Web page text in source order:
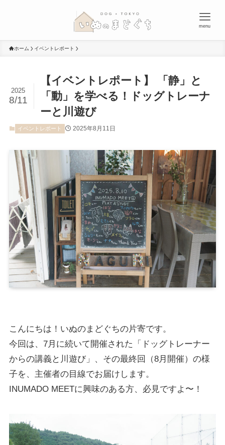
menu
ホーム イベントレポート
【イベントレポート】 「静」と
「動」を学べる！ドッグトレーナ
ーと川遊び
2025
8/11
イベントレポート 2025年8月11日
こんにちは！いぬのまどぐちの片寄です。
今回は、7月に続いて開催された「ドッグトレーナー
からの講義と川遊び」、その最終回（8月開催）の様
子を、主催者の目線でお届けします。
INUMADO MEETに興味のある方、必見ですよ〜！